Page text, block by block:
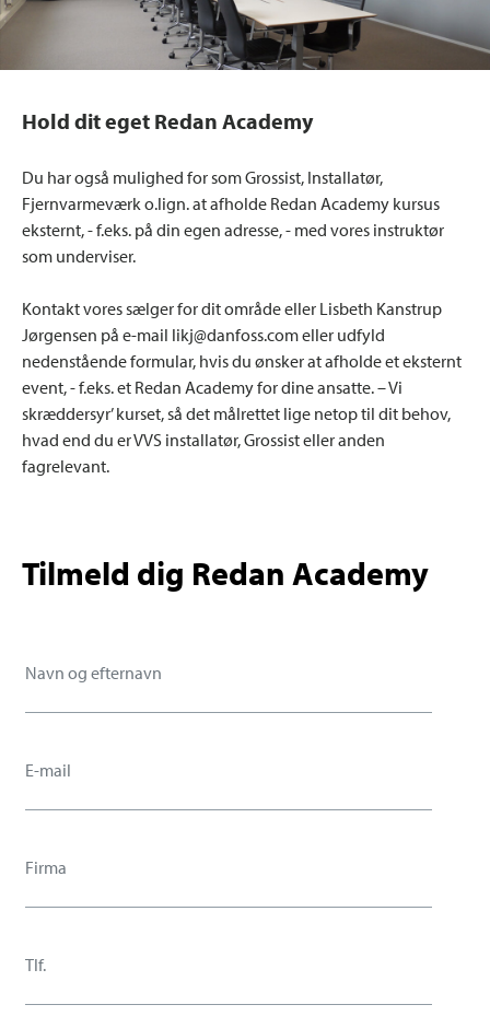
Hold dit eget Redan Academy
Du har også mulighed for som Grossist, Installatør,
Fjernvarmeværk o.lign. at afholde Redan Academy kursus
eksternt, - f.eks. på din egen adresse, - med vores instruktør
som underviser.
Kontakt vores sælger for dit område eller Lisbeth Kanstrup
Jørgensen på e-mail likj@danfoss.com eller udfyld
nedenstående formular, hvis du ønsker at afholde et eksternt
event, - f.eks. et Redan Academy for dine ansatte. – Vi
skræddersyr’ kurset, så det målrettet lige netop til dit behov,
hvad end du er VVS installatør, Grossist eller anden
fagrelevant.
Tilmeld dig Redan Academy